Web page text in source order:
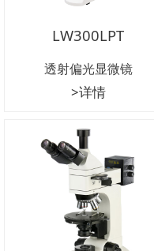
LW300LPT
透射偏光显微镜
>详情